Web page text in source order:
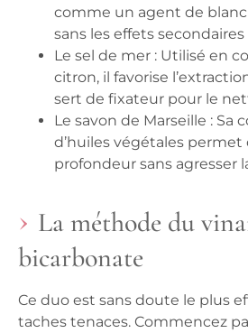
comme un agent de
sans les effets
Le sel de mer : Utilisé en
citron, il favorise
sert de fixateur pour le
Le savon de Marseille : Sa
d’huiles végétales
profondeur sans agresser
La méthode du
bicarbonate
Ce duo est sans doute le plus
taches tenaces. Commencez